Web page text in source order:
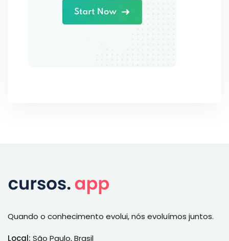
Quando o conhecimento evolui, nós evoluímos juntos.
Local: São Paulo, Brasil